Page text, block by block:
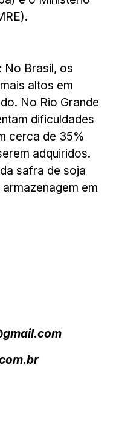
No Brasil, os
altos em
No Rio Grande
dificuldades
cerca de 35%
adquiridos.
safra de soja
em